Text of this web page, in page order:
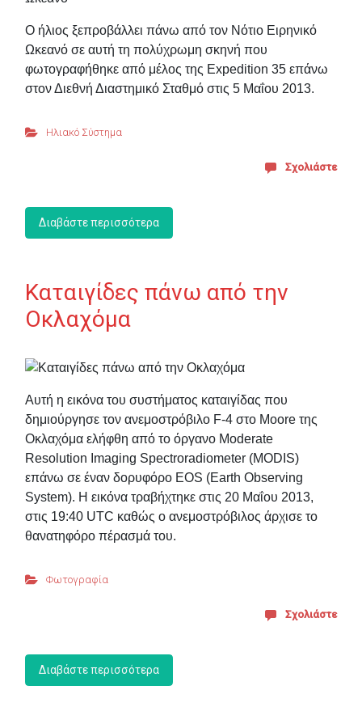
Ο ήλιος ξεπροβάλλει πάνω από τον Νότιο Ειρηνικό
Ωκεανό σε αυτή τη πολύχρωμη σκηνή που
φωτογραφήθηκε από μέλος της Expedition 35 επάνω
στον Διεθνή Διαστημικό Σταθμό στις 5 Μαΐου 2013.
Ηλιακό Σύστημα
Σχολιάστε
Διαβάστε περισσότερα
Καταιγίδες πάνω από την
Οκλαχόμα
Αυτή η εικόνα του συστήματος καταιγίδας που
δημιούργησε τον ανεμοστρόβιλο F-4 στο Moore της
Οκλαχόμα ελήφθη από το όργανο Moderate
Resolution Imaging Spectroradiometer (MODIS)
επάνω σε έναν δορυφόρο EOS (Earth Observing
System). Η εικόνα τραβήχτηκε στις 20 Μαΐου 2013,
στις 19:40 UTC καθώς ο ανεμοστρόβιλος άρχισε το
θανατηφόρο πέρασμά του.
Φωτογραφία
Σχολιάστε
Διαβάστε περισσότερα